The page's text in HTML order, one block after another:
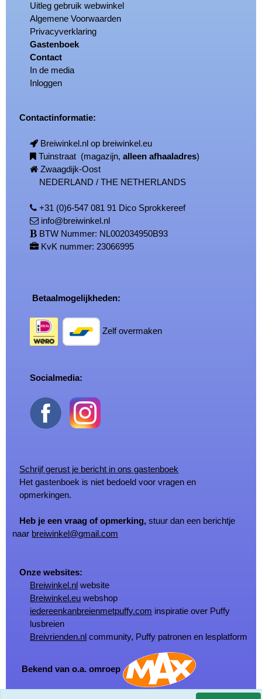
Uitleg gebruik webwinkel
Algemene Voorwaarden
Privacyverklaring
Gastenboek
Contact
In de media
Inloggen
Contactinformatie:
Breiwinkel.nl op breiwinkel.eu
Tuinstraat (magazijn,alleen afhaaladres)
Zwaagdijk-Oost
NEDERLAND / THE NETHERLANDS
+31 (0)6-547 081 91 Dico Sprokkereef
info@breiwinkel.nl
BTW Nummer: NL002034950B93
KvK nummer: 23066995
Betaalmogelijkheden:
Zelf overmaken
Socialmedia:
Schrijf gerust je bericht in ons gastenboek
Het gastenboek is niet bedoeld voor vragen en
opmerkingen.
Heb je een vraag of opmerking, stuur dan een berichtje
naar breiwinkel@gmail.com
Onze websites:
Breiwinkel.nl website
Breiwinkel.eu webshop
iedereenkanbreienmetpuffy.com inspiratie over Puffy
lusbreien
Breivrienden.nl community, Puffy patronen en lesplatform
Bekend van o.a. omroep